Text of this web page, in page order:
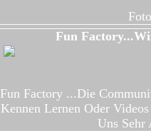
Fun
Fun Factory ...Die
Kennen Lernen Oder
Uns Sehr